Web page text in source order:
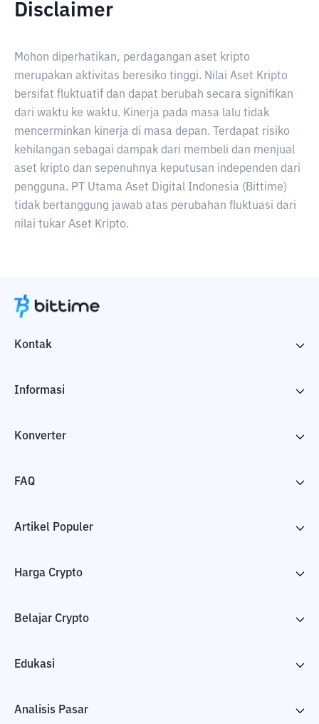
Disclaimer
Mohon diperhatikan, perdagangan aset kripto
merupakan aktivitas beresiko tinggi. Nilai Aset Kripto
bersifat fluktuatif dan dapat berubah secara signifikan
dari waktu ke waktu. Kinerja pada masa lalu tidak
mencerminkan kinerja di masa depan. Terdapat risiko
kehilangan sebagai dampak dari membeli dan menjual
aset kripto dan sepenuhnya keputusan independen dari
pengguna. PT Utama Aset Digital Indonesia (Bittime)
tidak bertanggung jawab atas perubahan fluktuasi dari
nilai tukar Aset Kripto.
Kontak
Informasi
Konverter
FAQ
Artikel Populer
Harga Crypto
Belajar Crypto
Edukasi
Analisis Pasar